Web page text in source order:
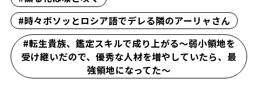
#時々ボソッとロシア語でデレる隣のアーリャさん
#転生貴族、鑑定スキルで成り上がる～弱小領地を
受け継いだので、優秀な人材を増やしていたら、最
強領地になってた～